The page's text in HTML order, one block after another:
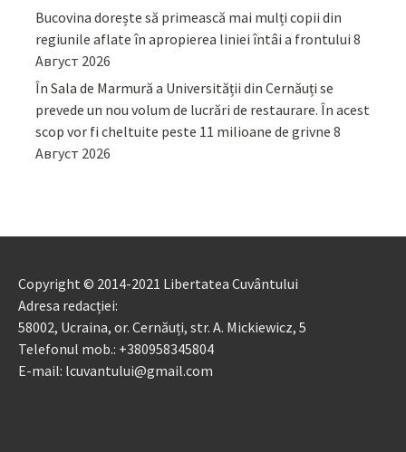
Bucovina dorește să primească mai mulți copii din
regiunile aflate în apropierea liniei întâi a frontului 8
Август 2026
În Sala de Marmură a Universității din Cernăuți se
prevede un nou volum de lucrări de restaurare. În acest
scop vor fi cheltuite peste 11 milioane de grivne 8
Август 2026
Copyright © 2014-2021 Libertatea Cuvântului
Adresa redacției:
58002, Ucraina, or. Cernăuți, str. A. Mickiewicz, 5
Telefonul mob.: +380958345804
E-mail: lcuvantului@gmail.com